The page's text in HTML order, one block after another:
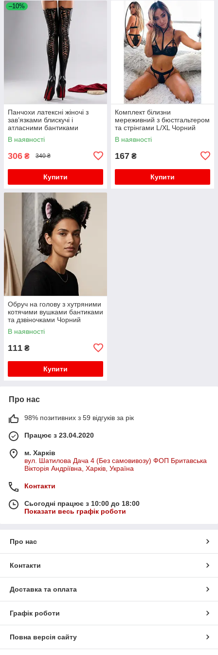
–10%
Панчохи латексні жіночі з
зав’язками блискучі і
атласними бантиками
S/M/L/XL (2,3,4) Чорні
В наявності
306 ₴ 340 ₴
Купити
Комплект білизни
мереживний з бюстгальтером
та стрінгами L/XL Чорний
В наявності
167 ₴
Купити
Обруч на голову з хутряними
котячими вушками бантиками
та дзвіночками Чорний
В наявності
111 ₴
Купити
Про нас
98% позитивних з 59 відгуків за рік
Працює з 23.04.2020
м. Харків
вул. Шатилова Дача 4 (Без самовивозу) ФОП Бритавська
Вікторія Андріївна, Харків, Україна
Контакти
Сьогодні працює з 10:00 до 18:00
Показати весь графік роботи
Про нас
Контакти
Доставка та оплата
Графік роботи
Повна версія сайту